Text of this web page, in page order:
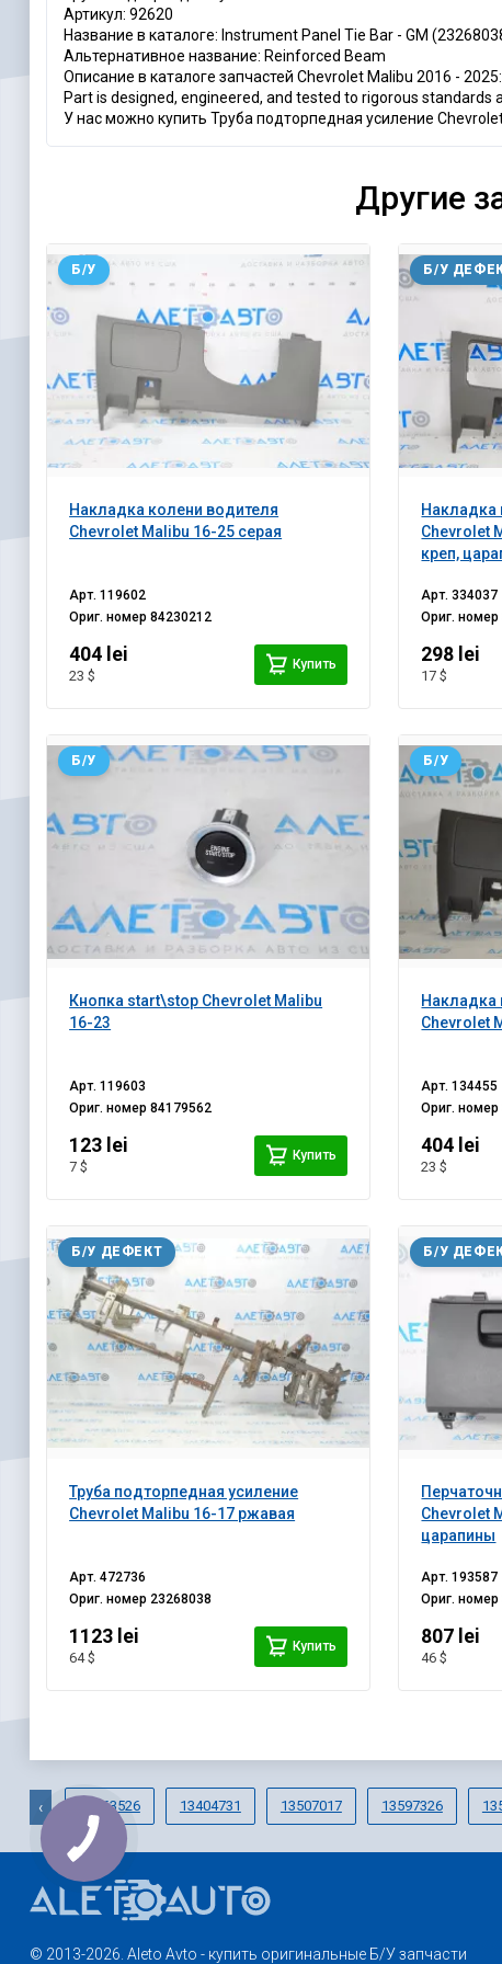
Артикул: 92620
Название в каталоге: Instrument Panel Tie Bar - GM
Альтернативное название: Reinforced Beam
Описание в каталоге запчастей Chevrolet Malibu 2016 -
Part is designed, engineered, and tested to rigorous standards
У нас можно купить Труба подторпедная усиление
Другие
Накладка колени водителя
Chevrolet Malibu 16-25 серая
Б/У
Арт.119602
Ориг. номер84230212
404 lei
23 $
Купить
Накладка
Chevrolet
креп,
Б/У
Арт.334037
Ориг. номер
298 lei
17 $
Кнопка start\stop Chevrolet Malibu
16-23
Б/У
Арт.119603
Ориг. номер84179562
123 lei
7 $
Купить
Накладка
Chevrolet
Б/У
Арт.134455
Ориг. номер
404 lei
23 $
Труба подторпедная усиление
Chevrolet Malibu 16-17 ржавая
Б/У ДЕФЕКТ
Арт.472736
Ориг. номер 23268038
1123 lei
64 $
Купить
Chevrolet
царапины
Б/У
Арт.193587
Ориг. номер
807 lei
46 $
23463526 13404731 13507017 13597326
‹
© 2013-2026. Aleto Avto - купить оригинальные Б/У запчасти